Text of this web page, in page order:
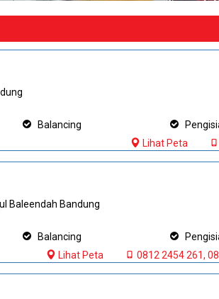
Balancing
Lihat Peta
Baleendah Bandung
Balancing
0812 2454 261,
Lihat Peta